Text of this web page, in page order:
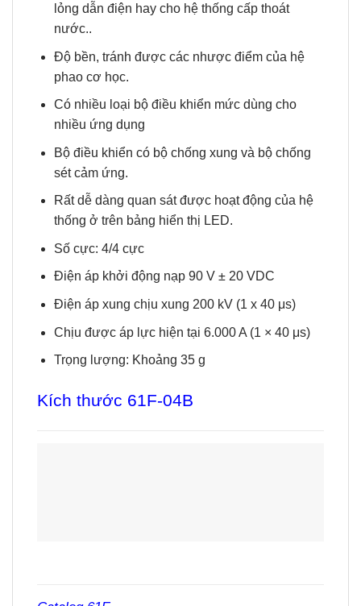
lỏng dẫn điện hay cho hệ thống cấp thoát
nước..
Độ bền, tránh được các nhược điểm của hệ
phao cơ học.
Có nhiều loại bộ điều khiển mức dùng cho
nhiều ứng dụng
Bộ điều khiển có bộ chống xung và bộ chống
sét cảm ứng.
Rất dễ dàng quan sát được hoạt động của hệ
thống ở trên bảng hiển thị LED.
Số cực: 4/4 cực
Điện áp khởi động nạp 90 V ± 20 VDC
Điện áp xung chịu xung 200 kV (1 x 40 μs)
Chịu được áp lực hiện tại 6.000 A (1 × 40 μs)
Trọng lượng: Khoảng 35 g
Kích thước 61F-04B